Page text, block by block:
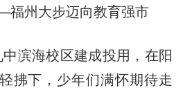
州大步迈向教育强市
海校区建成投用，在阳
拂下，少年们满怀期待走